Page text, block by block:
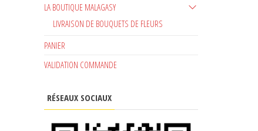
LA BOUTIQUE MALAGASY
LIVRAISON DE BOUQUETS DE FLEURS
PANIER
VALIDATION COMMANDE
RÉSEAUX SOCIAUX